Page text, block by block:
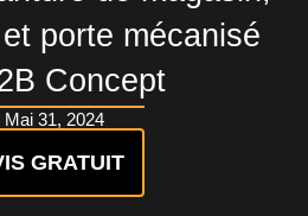
porte mécanisé
Concept
Mai 31, 2024
GRATUIT